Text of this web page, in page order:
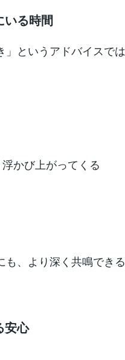
いる時間
というアドバイスで
かび上がってくる
も、より深く共鳴でき
安心